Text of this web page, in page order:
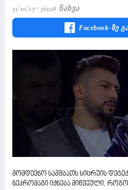
31/10/23 36528 Ნახვა
Facebook-Ზე
მომდევნო სამშბათს სიცრუის
ნეკრომაგი იქნება მიწვეული,